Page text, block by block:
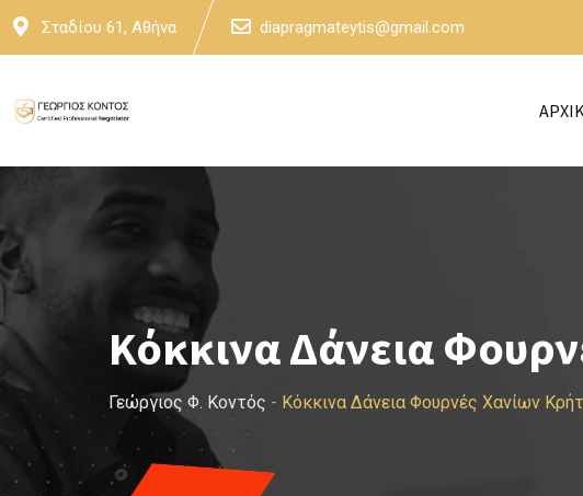
Skip
Σταδίου 61, Αθήνα diapragmateytis@gmail.com
Κόκκινα Δάνεια
Γεώργιος Φ. Κοντός - Κόκκινα Δάνεια Φουρνές Χανίων